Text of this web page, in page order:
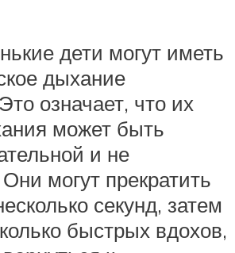
дети могут иметь
дыхание
означает, что их
может быть
и не
могут прекратить
секунд, затем
быстрых вдохов,